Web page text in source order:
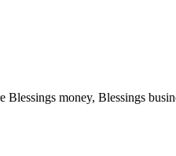
money, Blessings